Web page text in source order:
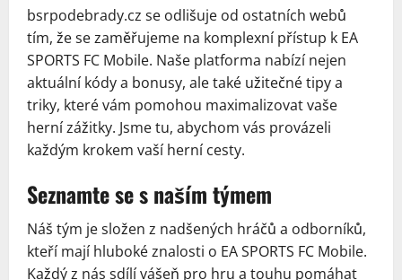
bsrpodebrady.cz se odlišuje od ostatních webů
tím, že se zaměřujeme na komplexní přístup k EA
SPORTS FC Mobile. Naše platforma nabízí nejen
aktuální kódy a bonusy, ale také užitečné tipy a
triky, které vám pomohou maximalizovat vaše
herní zážitky. Jsme tu, abychom vás provázeli
každým krokem vaší herní cesty.
Seznamte se s naším týmem
Náš tým je složen z nadšených hráčů a odborníků,
kteří mají hluboké znalosti o EA SPORTS FC Mobile.
Každý z nás sdílí vášeň pro hru a touhu pomáhat